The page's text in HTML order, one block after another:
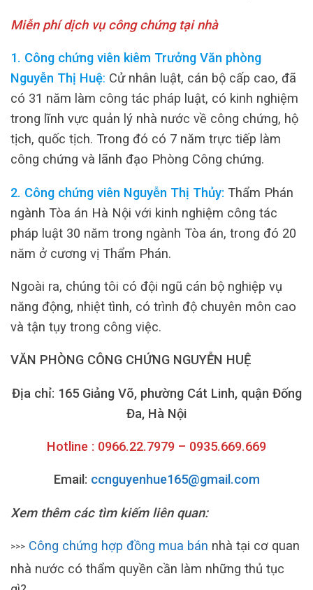
Miễn phí dịch vụ công chứng tại nhà
1. Công chứng viên kiêm Trưởng Văn phòng
Nguyễn Thị Huệ: Cử nhân luật, cán bộ cấp cao, đã
có 31 năm làm công tác pháp luật, có kinh nghiệm
trong lĩnh vực quản lý nhà nước về công chứng, hộ
tịch, quốc tịch. Trong đó có 7 năm trực tiếp làm
công chứng và lãnh đạo Phòng Công chứng.
2. Công chứng viên Nguyễn Thị Thủy: Thẩm Phán
ngành Tòa án Hà Nội với kinh nghiệm công tác
pháp luật 30 năm trong ngành Tòa án, trong đó 20
năm ở cương vị Thẩm Phán.
Ngoài ra, chúng tôi có đội ngũ cán bộ nghiệp vụ
năng động, nhiệt tình, có trình độ chuyên môn cao
và tận tụy trong công việc.
VĂN PHÒNG CÔNG CHỨNG NGUYỄN HUỆ
Địa chỉ: 165 Giảng Võ, phường Cát Linh, quận Đống
Đa, Hà Nội
Hotline : 0966.22.7979 – 0935.669.669
Email: ccnguyenhue165@gmail.com
Xem thêm các tìm kiếm liên quan:
>>> Công chứng hợp đồng mua bán nhà tại cơ quan
nhà nước có thẩm quyền cần làm những thủ tục